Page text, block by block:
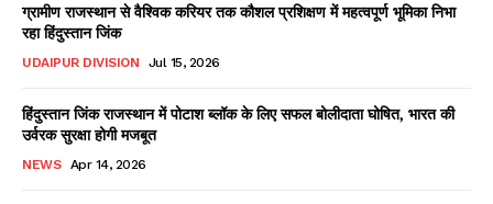
ग्रामीण राजस्थान से वैश्विक करियर तक कौशल प्रशिक्षण में महत्वपूर्ण भूमिका निभा
रहा हिंदुस्तान जिंक
UDAIPUR DIVISION Jul 15, 2026
हिंदुस्तान जिंक राजस्थान में पोटाश ब्लॉक के लिए सफल बोलीदाता घोषित, भारत की
उर्वरक सुरक्षा होगी मजबूत
NEWS Apr 14, 2026